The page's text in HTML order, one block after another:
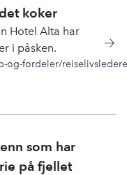
koker
Hotel Alta har
i påsken.
og-fordeler/
som har
på fjellet